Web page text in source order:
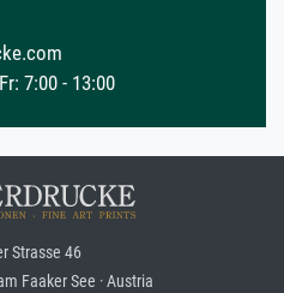
7:00 - 13:00
Strasse 46
Faaker See · Austria